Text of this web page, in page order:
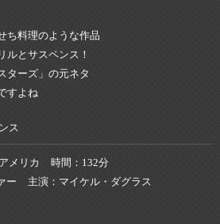
ち料理のような作品
ルとサスペンス！
ターズ」の元ネタ
すよね
ス
アメリカ 時間
132分
ー 主演 マイケル・ダグラス